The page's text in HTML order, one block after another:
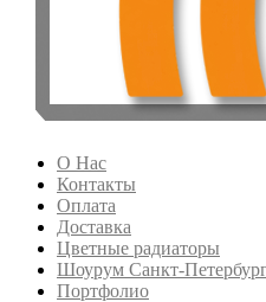
О Нас
Контакты
Оплата
Доставка
Цветные радиаторы
Шоурум Санкт-Петербург
Портфолио